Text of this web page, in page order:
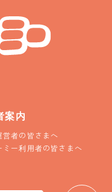
案内
営者の皆さまへ
ミー利用者の皆さまへ